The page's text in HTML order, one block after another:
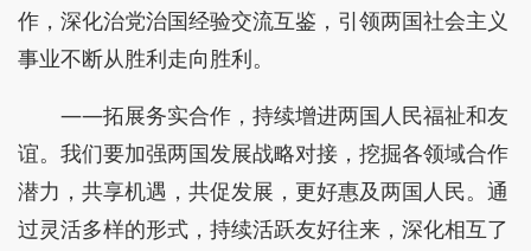
作，深化治党治国经验交流互鉴，引领两国社会主义
事业不断从胜利走向胜利。
——拓展务实合作，持续增进两国人民福祉和友
谊。我们要加强两国发展战略对接，挖掘各领域合作
潜力，共享机遇，共促发展，更好惠及两国人民。通
过灵活多样的形式，持续活跃友好往来，深化相互了